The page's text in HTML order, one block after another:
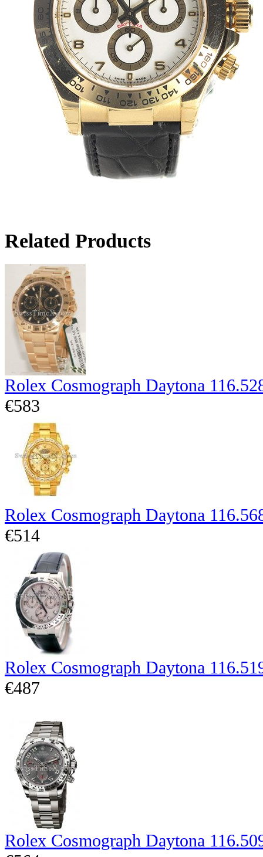
Related Products
Rolex Cosmograph Daytona
€583
Rolex Cosmograph Daytona
€514
Rolex Cosmograph Daytona
€487
Rolex Cosmograph Daytona